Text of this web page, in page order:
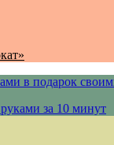
в подарок
за 10 минут